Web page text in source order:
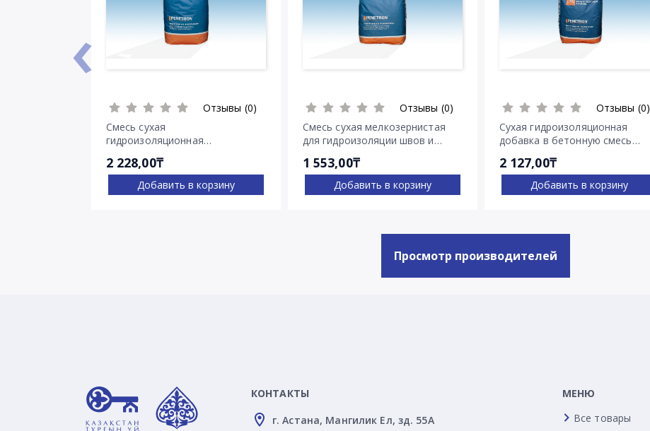
Отзывы (0)
Смесь сухая
гидроизоляционная
Пенетрон
2 228,00₸
Добавить в корзину
Отзывы (0)
Смесь сухая мелкозернистая
для гидроизоляции швов и
1 553,00₸
Добавить в корзину
Отзывы (0)
Сухая гидроизоляционная
добавка в бетонную смесь
2 127,00₸
Добавить в корзину
‹
Просмотр производителей
КОНТАКТЫ
г. Астана, Мангилик Ел, зд. 55А
МЕНЮ
Все товары